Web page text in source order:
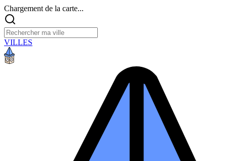
Chargement de la carte...
VILLES